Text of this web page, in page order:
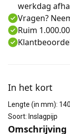
werkdag
Vragen?
Ruim
In het kort
Lengte (in mm): 140
Soort: Inslagpijp
Omschrijving